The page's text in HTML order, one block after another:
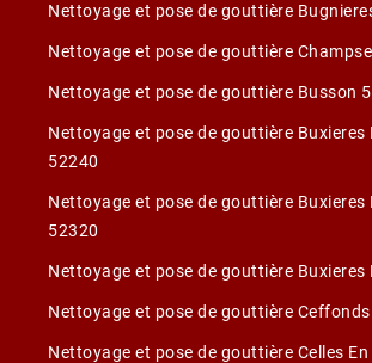
Nettoyage et pose de gouttière
Nettoyage et pose de gouttière
Nettoyage et pose de gouttière Busson
Nettoyage et pose de gouttière Buxieres
52240
Nettoyage et pose de gouttière Buxieres
52320
Nettoyage et pose de gouttière Buxieres
Nettoyage et pose de gouttière
Nettoyage et pose de gouttière Celles